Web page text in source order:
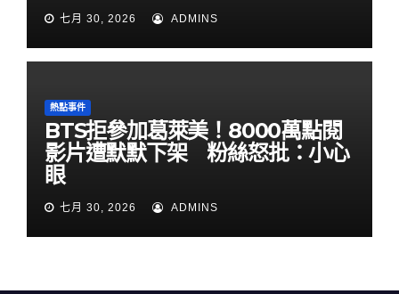
七月 30, 2026 ADMINS
熱點事件
BTS拒參加葛萊美！8000萬點閱
影片遭默默下架 粉絲怒批：小心
眼
七月 30, 2026 ADMINS